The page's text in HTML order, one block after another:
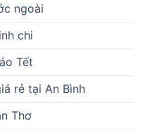
ngoài
chi
Tết
rẻ tại An Bình
Thơ